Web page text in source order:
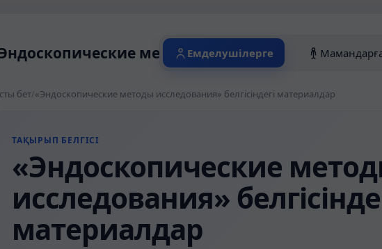
методы исследования»
Емделушілерге
бет/«Эндоскопические методы исследования» белгісіндегі материалдар
ТАҚЫРЫП БЕЛГІСІ
«Эндоскопические
исследования»
материалдар